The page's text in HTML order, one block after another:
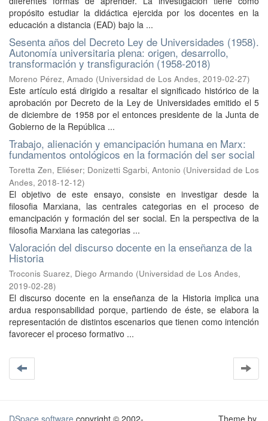
propósito estudiar la didáctica ejercida por los docentes en la
educación a distancia (EAD) bajo la ...
Sesenta años del Decreto Ley de Universidades (1958).
Autonomía universitaria plena: origen, desarrollo,
transformación y transfiguración (1958-2018)
Moreno Pérez, Amado (Universidad de Los Andes, 2019-02-27)
Este artículo está dirigido a resaltar el significado histórico de la
aprobación por Decreto de la Ley de Universidades emitido el 5
de diciembre de 1958 por el entonces presidente de la Junta de
Gobierno de la República ...
Trabajo, alienación y emancipación humana en Marx:
fundamentos ontológicos en la formación del ser social
Toretta Zen, Eliéser; Donizetti Sgarbi, Antonio (Universidad de Los
Andes, 2018-12-12)
El objetivo de este ensayo, consiste en investigar desde la
filosofia Marxiana, las centrales categorias en el proceso de
emancipación y formación del ser social. En la perspectiva de la
filosofia Marxiana las categorias ...
Valoración del discurso docente en la enseñanza de la
Historia
Troconis Suarez, Diego Armando (Universidad de Los Andes,
2019-02-28)
El discurso docente en la enseñanza de la Historia implica una
ardua responsabilidad porque, partiendo de éste, se elabora la
representación de distintos escenarios que tienen como intención
favorecer el proceso formativo ...
DSpace software copyright © 2002- Theme by